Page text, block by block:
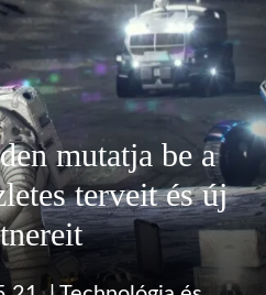
mutatja be a
terveit és új